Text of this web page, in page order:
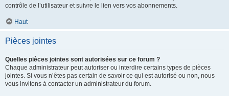
contrôle de l’utilisateur et suivre le lien vers vos abonnements.
Haut
Pièces jointes
Quelles pièces jointes sont autorisées sur ce forum ?
Chaque administrateur peut autoriser ou interdire certains types de pièces
jointes. Si vous n’êtes pas certain de savoir ce qui est autorisé ou non, nous
vous invitons à contacter un administrateur du forum.